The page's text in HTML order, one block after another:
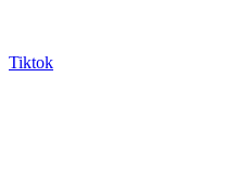
Tiktok